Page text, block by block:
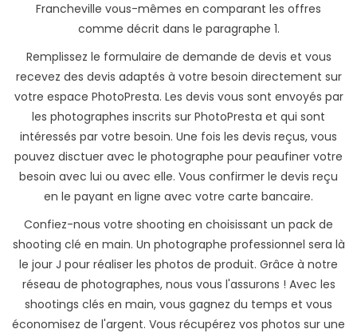
Francheville vous-mêmes en comparant les offres
comme décrit dans le paragraphe 1.
Remplissez le formulaire de demande de devis et vous
recevez des devis adaptés à votre besoin directement sur
votre espace PhotoPresta. Les devis vous sont envoyés par
les photographes inscrits sur PhotoPresta et qui sont
intéressés par votre besoin. Une fois les devis reçus, vous
pouvez disctuer avec le photographe pour peaufiner votre
besoin avec lui ou avec elle. Vous confirmer le devis reçu
en le payant en ligne avec votre carte bancaire.
Confiez-nous votre shooting en choisissant un pack de
shooting clé en main. Un photographe professionnel sera là
le jour J pour réaliser les photos de produit. Grâce à notre
réseau de photographes, nous vous l'assurons ! Avec les
shootings clés en main, vous gagnez du temps et vous
économisez de l'argent. Vous récupérez vos photos sur une